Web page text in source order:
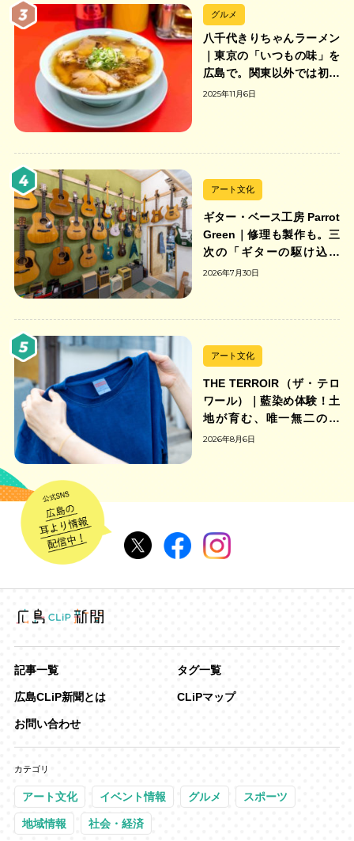
グルメ
八千代きりちゃんラーメン
｜東京の「いつもの味」を
広島で。関東以外では初の
「ちゃんのれん組合」加盟
2025年11月6日
アート文化
ギター・ベース工房 Parrot
Green｜修理も製作も。三
次の「ギターの駆け込み
寺」
2026年7月30日
アート文化
THE TERROIR（ザ・テロ
ワール）｜藍染め体験！土
地が育む、唯一無二の藍
色。
2026年8月6日
記事一覧 タグ一覧
広島CLiP新聞とは CLiPマップ
お問い合わせ
カテゴリ
アート文化 イベント情報 グルメ スポーツ
地域情報 社会・経済